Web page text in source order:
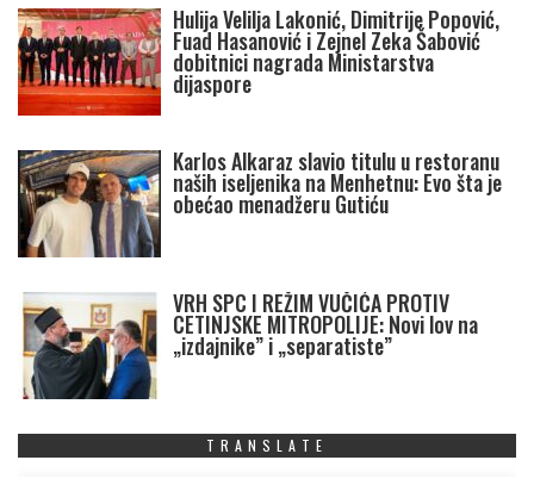
Hulija Velilja Lakonić, Dimitrije Popović,
Fuad Hasanović i Zejnel Zeka Šabović
dobitnici nagrada Ministarstva
dijaspore
Karlos Alkaraz slavio titulu u restoranu
naših iseljenika na Menhetnu: Evo šta je
obećao menadžeru Gutiću
VRH SPC I REŽIM VUČIĆA PROTIV
CETINJSKE MITROPOLIJE: Novi lov na
„izdajnike” i „separatiste”
TRANSLATE